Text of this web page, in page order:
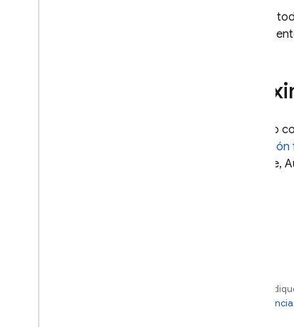
Si
Cuando
Storage,
Salvo que se